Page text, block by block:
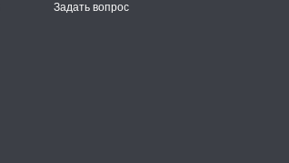
Задать вопрос